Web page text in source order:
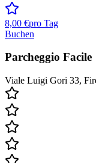
8,00 €pro Tag
Buchen
Parcheggio Facile
Viale Luigi Gori 33,